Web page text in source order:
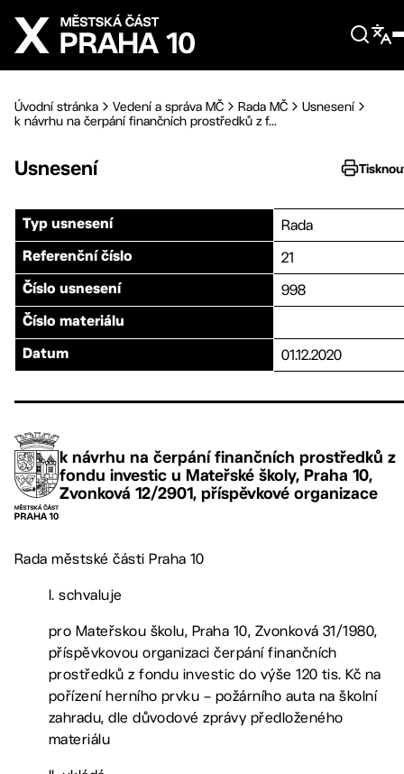
Přejít na hlavní obsah
Úvodní stránka Vedení a správa MČ Rada MČ
Usnesení
k návrhu na čerpání finančních prostředků z f...
Usnesení
Typ usnesení Rada
Referenční číslo 21
Číslo usnesení 998
Číslo materiálu
Datum 01.12.2020
k návrhu na čerpání finančních prostředků z
fondu investic u Mateřské školy, Praha 10,
Zvonková 12/2901, příspěvkové organizace
Rada městské části Praha 10
I. schvaluje
pro Mateřskou školu, Praha 10, Zvonková 31/1980,
příspěvkovou organizaci čerpání finančních
prostředků z fondu investic do výše 120 tis. Kč na
pořízení herního prvku – požárního auta na školní
zahradu, dle důvodové zprávy předloženého
materiálu